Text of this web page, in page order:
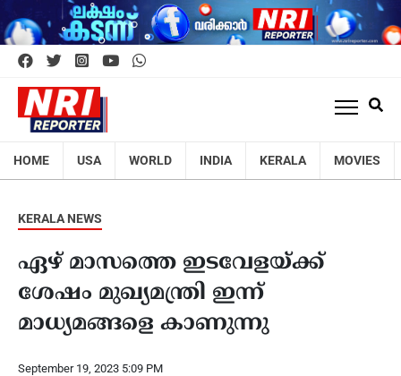
HOME USA WORLD INDIA KERALA MOVIES
KERALA NEWS
ഏഴ് മാസത്തെ ഇടവേളയ്ക്ക്
ശേഷം മുഖ്യമന്ത്രി ഇന്ന്
മാധ്യമങ്ങളെ കാണുന്നു
September 19, 2023 5:09 PM